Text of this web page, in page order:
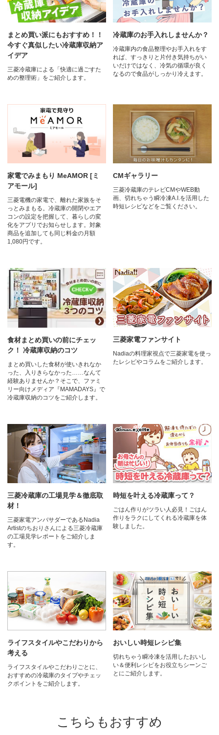
まとめ買い派にもおすすめ！！
今すぐ真似したい冷蔵庫収納ア
イデア
三菱冷蔵庫による「快適に過ごすた
めの整理術」をご紹介します。
冷蔵庫のお手入れしませんか？
冷蔵庫内の食品整理やお手入れをす
れば、すっきりと片付き気持ちがい
いだけではなく、冷気の循環が良く
なるので食品がしっかり冷えます。
家電でみまもり MeAMOR [ミ
アモール]
三菱電機の家電で、離れた家族をそ
っとみまもる。冷蔵庫の開閉やエア
コンの設定を把握して、暮らしの変
化をアプリでお知らせします。対象
商品を追加しても同じ料金の月額
1,080円です。
CMギャラリー
三菱冷蔵庫のテレビCMやWEB動
画、切れちゃう瞬冷凍A.I.を活用した
時短レシピなどをご覧ください。​
食材まとめ買いの前にチェッ
ク！ 冷蔵庫収納のコツ
まとめ買いした食材が使いきれなか
った、入りきらなかった……なんて
経験ありませんか？そこで、ファミ
リー向けメディア『MAMADAYS』で
冷蔵庫収納のコツをご紹介します。
三菱家電ファンサイト
Nadiaの料理家視点で三菱家電を使っ
たレシピやコラムをご紹介します。
三菱冷蔵庫の工場見学＆徹底取
材！
三菱家電アンバサダーであるNadia
Artistのちおりさんによる三菱冷蔵庫
の工場見学レポートをご紹介しま
す。
時短を叶える冷蔵庫って？
ごはん作りがツラい人必見！ごはん
作りをラクにしてくれる冷蔵庫を体
験しました。
ライフスタイルやこだわりから
考える
ライフスタイルやこだわりごとに、
おすすめの冷蔵庫のタイプやチェッ
クポイントをご紹介します。
おいしい時短レシピ集
切れちゃう瞬冷凍を活用したおいし
い＆便利レシピをお役立ちシーンご
とにご紹介します。
こちらもおすすめ